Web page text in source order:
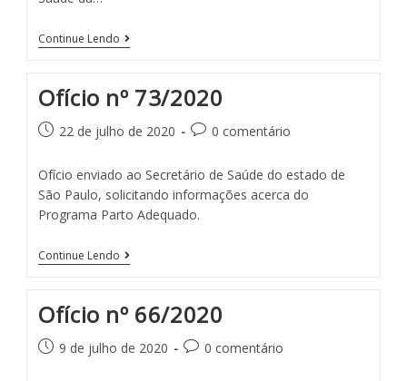
Continue Lendo
Ofício nº 73/2020
22 de julho de 2020 0 comentário
Ofício enviado ao Secretário de Saúde do estado de
São Paulo, solicitando informações acerca do
Programa Parto Adequado.
Continue Lendo
Ofício nº 66/2020
9 de julho de 2020 0 comentário